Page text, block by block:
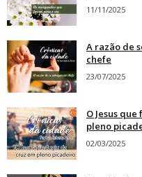
11/11/2025
A razão de
chefe
23/07/2025
O Jesus
pleno
02/03/2025